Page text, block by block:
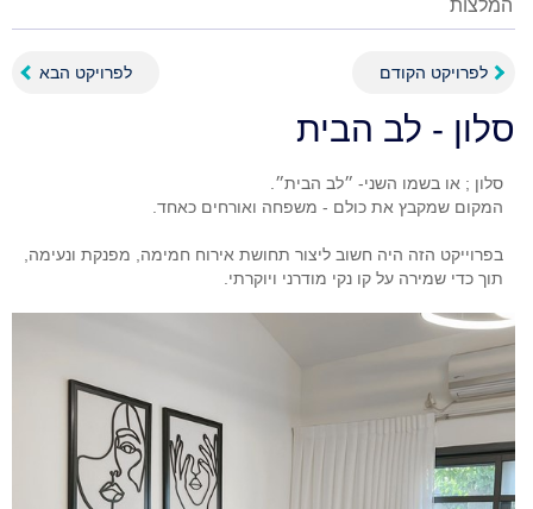
המלצות
לפרויקט הקודם לפרויקט הבא
סלון - לב הבית
בפרוייקט הזה היה חשוב ליצור תחושת אירוח חמימה, מפנקת ונעימה,
תוך כדי שמירה על קו נקי מודרני ויוקרתי.